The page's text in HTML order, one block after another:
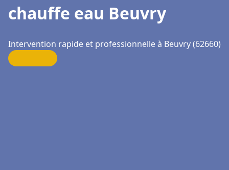
chauffe eau Beuvry
Intervention rapide et professionnelle à Beuvry (62660)